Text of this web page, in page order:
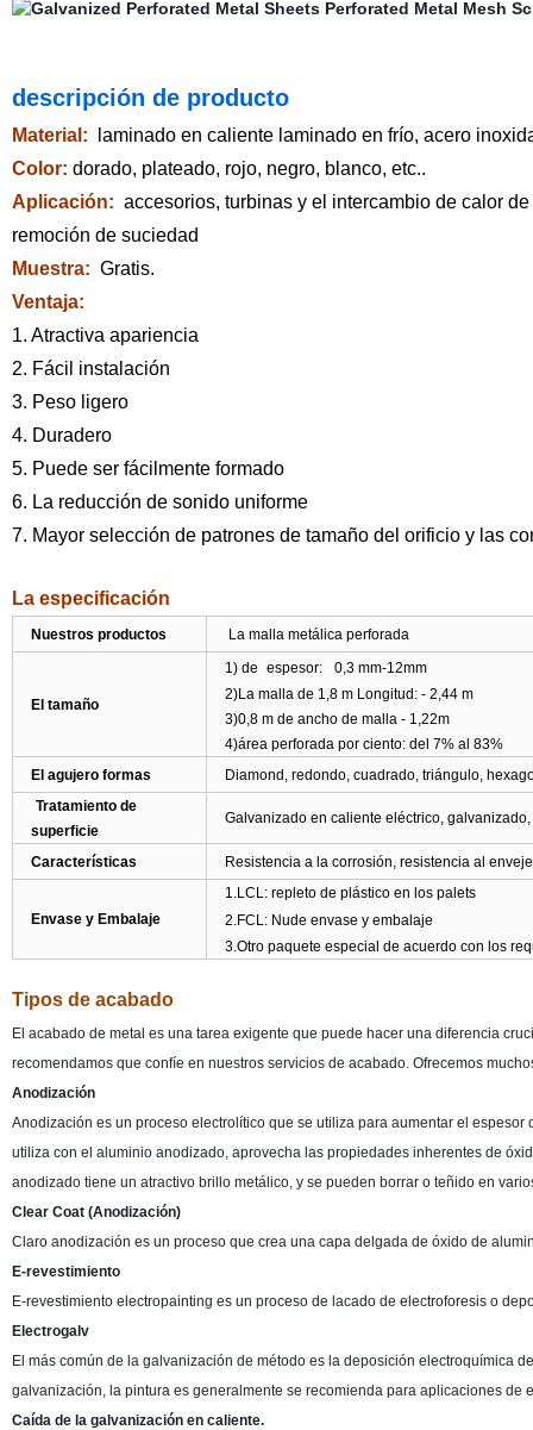
descripción de producto
Material :
laminado en caliente laminado en frío, acero
Color: dorado, plateado, rojo, negro, blanco, etc..
Aplicación: accesorios, turbinas y el intercambio de calor
remoción de suciedad
Muestra: Gratis.
Ventaja:
1. Atractiva apariencia
2. Fácil instalación
3. Peso ligero
4. Duradero
5. Puede ser fácilmente formado
6. La reducción de sonido uniforme
7. Mayor selección de patrones de tamaño del orificio y las
La especificación
Nuestros productos La malla metálica perforada
El tamaño
1) de espesor:
0,3 mm-12mm
2)La malla de 1,8 m Longitud: - 2,44 m
3)0,8 m de ancho de malla - 1,22m
4)área perforada por ciento: del 7% al 83%
El agujero formas
Diamond, redondo, cuadrado, triángulo,
Tratamiento de
superficie
Galvanizado en caliente eléctrico,
Características Resistencia a la corrosión, resistencia al
Envase y Embalaje
1.LCL: repleto de plástico en los palets
2.FCL: Nude envase y embalaje
3.Otro paquete especial de acuerdo con los
Tipos de acabado
El acabado de metal es una tarea exigente que puede hacer una diferencia
recomendamos que confíe en nuestros servicios de acabado. Ofrecemos
Anodización
Anodización es un proceso electrolítico que se utiliza para aumentar el
utiliza con el aluminio anodizado, aprovecha las propiedades inherentes de
anodizado tiene un atractivo brillo metálico, y se pueden borrar o teñido en
Clear Coat (Anodización)
Claro anodización es un proceso que crea una capa delgada de óxido de
E-revestimiento
E-revestimiento electropainting es un proceso de lacado de electroforesis o
Electrogalv
El más común de la galvanización de método es la deposición electroquímica
galvanización, la pintura es generalmente se recomienda para aplicaciones de
Caída de la galvanización en caliente.